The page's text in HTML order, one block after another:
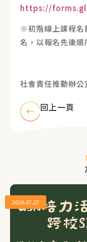
https://
※初階線上課程名
名，以報名先後順
社會責任推動辦公
回上一頁
2026.07.27